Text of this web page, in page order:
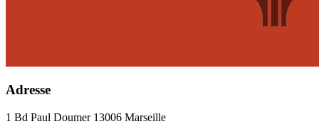
Adresse
1 Bd Paul Doumer 13006 Marseille